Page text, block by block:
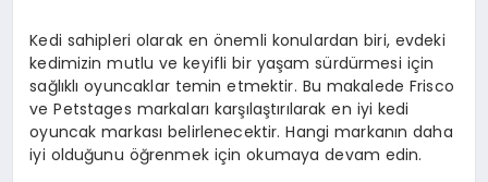
Kedi sahipleri olarak en önemli konulardan biri, evdeki
kedimizin mutlu ve keyifli bir yaşam sürdürmesi için
sağlıklı oyuncaklar temin etmektir. Bu makalede Frisco
ve Petstages markaları karşılaştırılarak en iyi kedi
oyuncak markası belirlenecektir. Hangi markanın daha
iyi olduğunu öğrenmek için okumaya devam edin.